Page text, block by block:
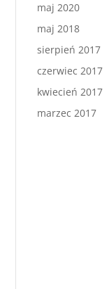
maj 2020
maj 2018
sierpień 2017
czerwiec 2017
kwiecień 2017
marzec 2017